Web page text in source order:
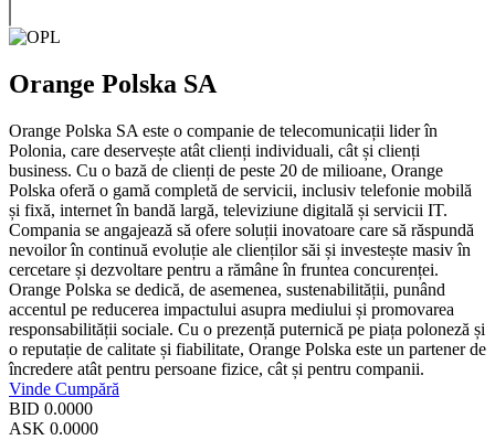
Orange Polska SA
Orange Polska SA este o companie de telecomunicații lider în
Polonia, care deservește atât clienți individuali, cât și clienți
business. Cu o bază de clienți de peste 20 de milioane, Orange
Polska oferă o gamă completă de servicii, inclusiv telefonie mobilă
și fixă, internet în bandă largă, televiziune digitală și servicii IT.
Compania se angajează să ofere soluții inovatoare care să răspundă
nevoilor în continuă evoluție ale clienților săi și investește masiv în
cercetare și dezvoltare pentru a rămâne în fruntea concurenței.
Orange Polska se dedică, de asemenea, sustenabilității, punând
accentul pe reducerea impactului asupra mediului și promovarea
responsabilității sociale. Cu o prezență puternică pe piața poloneză și
o reputație de calitate și fiabilitate, Orange Polska este un partener de
încredere atât pentru persoane fizice, cât și pentru companii.
Vinde Cumpără
BID 0.0000
ASK 0.0000